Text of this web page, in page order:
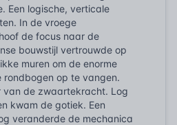
Een logische, verticale
In de vroege
de focus naar de
bouwstijl vertrouwde op
muren om de enorme
op te vangen.
van de zwaartekracht. Log
kwam de gotiek. Een
veranderde de mechanica